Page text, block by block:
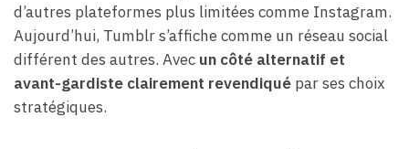
d’autres plateformes plus limitées comme Instagram.
Aujourd’hui, Tumblr s’affiche comme un réseau social
différent des autres. Avec un côté alternatif et
avant-gardiste clairement revendiqué par ses choix
stratégiques.